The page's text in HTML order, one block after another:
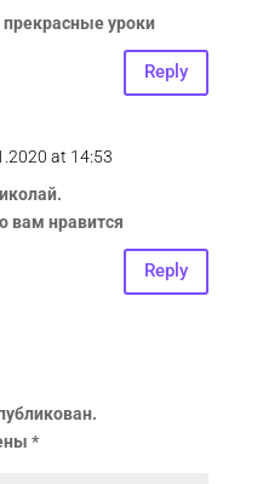
уроки
Reply
at 14:53
вам нравится
Reply
*